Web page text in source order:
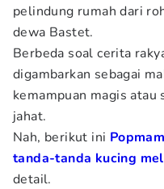
pelindung rumah dari
dewa Bastet.
Berbeda soal cerita
digambarkan sebagai
kemampuan magis
jahat.
Nah, berikut ini
tanda-tanda kucing
detail.